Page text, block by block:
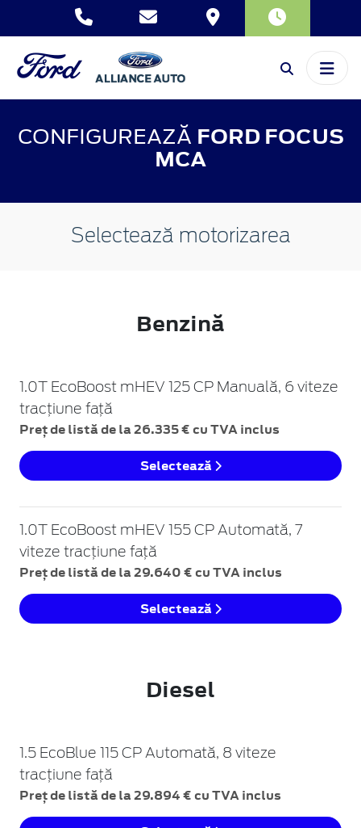
CONFIGUREAZĂ FORD FOCUS
MCA
Selectează motorizarea
Benzină
1.0T EcoBoost mHEV 125 CP Manuală, 6 viteze
tracțiune față
Preț de listă de la 26.335 € cu TVA inclus
Selectează
1.0T EcoBoost mHEV 155 CP Automată, 7
viteze tracțiune față
Preț de listă de la 29.640 € cu TVA inclus
Selectează
Diesel
1.5 EcoBlue 115 CP Automată, 8 viteze
tracțiune față
Preț de listă de la 29.894 € cu TVA inclus